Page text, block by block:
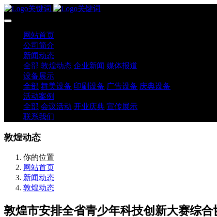
网站首页
公司简介
新闻动态
全部 敦煌动态 企业新闻 媒体报道
设备展示
全部 舞美设备 印刷设备 广告设备 庆典设备
活动案例
全部 会议活动 开业庆典 宣传展示
联系我们
敦煌动态
你的位置
网站首页
新闻动态
敦煌动态
敦煌市安排全省青少年科技创新大赛综合